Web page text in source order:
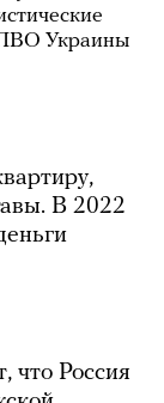
ПВО Украины
В 2022
что Россия